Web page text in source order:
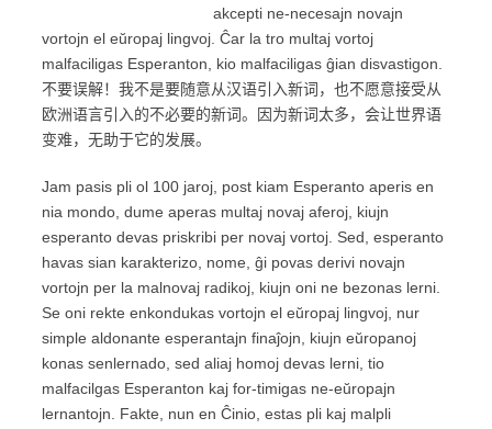
akcepti ne-necesajn novajn
vortojn el eŭropaj lingvoj. Ĉar la tro multaj vortoj
malfaciligas Esperanton, kio malfaciligas ĝian disvastigon.
不要误解！我不是要随意从汉语引入新词，也不愿意接受从
欧洲语言引入的不必要的新词。因为新词太多，会让世界语
变难，无助于它的发展。
Jam pasis pli ol 100 jaroj, post kiam Esperanto aperis en
nia mondo, dume aperas multaj novaj aferoj, kiujn
esperanto devas priskribi per novaj vortoj. Sed, esperanto
havas sian karakterizo, nome, ĝi povas derivi novajn
vortojn per la malnovaj radikoj, kiujn oni ne bezonas lerni.
Se oni rekte enkondukas vortojn el eŭropaj lingvoj, nur
simple aldonante esperantajn finaĵojn, kiujn eŭropanoj
konas senlernado, sed aliaj homoj devas lerni, tio
malfacilgas Esperanton kaj for-timigas ne-eŭropajn
lernantojn. Fakte, nun en Ĉinio, estas pli kaj malpli